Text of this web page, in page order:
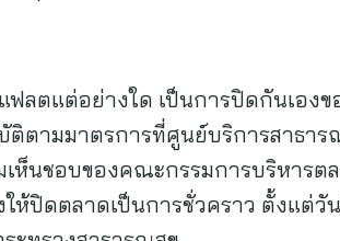
ลตแต่อย่างใด เป็นการปิดกันเองข
ตามมาตรการที่ศูนย์บริการสาธาร
ห็นชอบของคณะกรรมการบริหารต
ห้ปิดตลาดเป็นการชั่วคราว ตั้งแต่วั